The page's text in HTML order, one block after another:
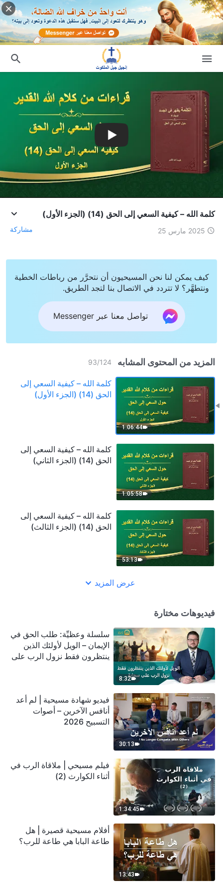
كلمة الله – كيفية السعي إلى الحق (14) (الجزء الأول)
2025 مارس 25 مشاركة
كيف يمكن لنا نحن المسيحيون أن نتحرَّر من رباطات الخطية
ونتطهَّر؟ لا تتردد في الاتصال بنا لتجد الطريق.
تواصل معنا عبر Messenger
المزيد من المحتوى المشابه 93/124
1:06:44
كلمة الله – كيفية السعي إلى
الحق (14) (الجزء الأول)
1:05:58
كلمة الله – كيفية السعي إلى
الحق (14) (الجزء الثاني)
53:13
كلمة الله – كيفية السعي إلى
الحق (14) (الجزء الثالث)
عرض المزيد
فيديوهات مختارة
8:32
سلسلة وعظيِّة: طلب الحق في
الإيمان – الويل لأولئك الذين
ينتظرون فقط نزول الرب على
30:13
فيديو شهادة مسيحية | لم أعد
أنافس الآخرين – أصوات
التسبيح 2026
1:34:45
فيلم مسيحي | ملاقاة الرب في
أثناء الكوارث (2)
13:43
أفلام مسيحية قصيرة | هل
طاعة البابا هي طاعة للرب؟